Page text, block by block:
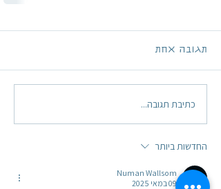
תגובה אחת
כתיבת תגובה...
החדשות ביותר
Numan Wallsom
09 במאי 2025